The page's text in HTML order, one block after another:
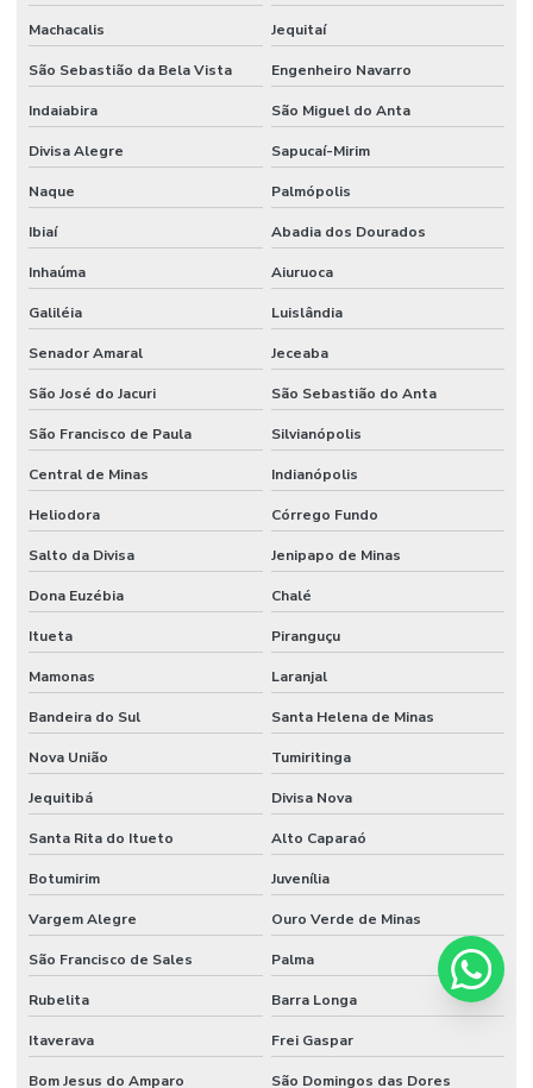
Machacalis Jequitaí
São Sebastião da Bela Vista Engenheiro Navarro
Indaiabira São Miguel do Anta
Divisa Alegre Sapucaí-Mirim
Naque Palmópolis
Ibiaí Abadia dos Dourados
Inhaúma Aiuruoca
Galiléia Luislândia
Senador Amaral Jeceaba
São José do Jacuri São Sebastião do Anta
São Francisco de Paula Silvianópolis
Central de Minas Indianópolis
Heliodora Córrego Fundo
Salto da Divisa Jenipapo de Minas
Dona Euzébia Chalé
Itueta Piranguçu
Mamonas Laranjal
Bandeira do Sul Santa Helena de Minas
Nova União Tumiritinga
Jequitibá Divisa Nova
Santa Rita do Itueto Alto Caparaó
Botumirim Juvenília
Vargem Alegre Ouro Verde de Minas
São Francisco de Sales Palma
Rubelita Barra Longa
Itaverava Frei Gaspar
Bom Jesus do Amparo São Domingos das Dores